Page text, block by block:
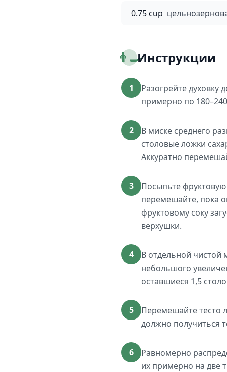
0.75 cup
👨‍🍳Инструкции
1
Разогрейте
примерно по
2
В миске среднего
столовые ложки
Аккуратно
3
Посыпьте
перемешайте, пока
фруктовому соку
верхушки.
4
В отдельной чистой
небольшого
оставшиеся 1,5
5
Перемешайте тесто
должно получиться
6
Равномерно
их примерно на две